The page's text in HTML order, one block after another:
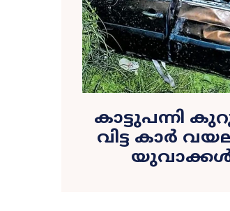
കാട്ടുപന്നി
വിട്ട കാർ